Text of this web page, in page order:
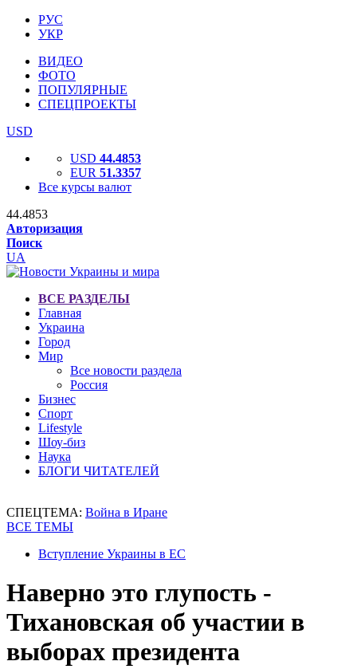
РУС
УКР
ВИДЕО
ФОТО
ПОПУЛЯРНЫЕ
СПЕЦПРОЕКТЫ
USD
USD 44.4853
EUR 51.3357
Все курсы валют
44.4853
Авторизация
Поиск
UA
ВСЕ РАЗДЕЛЫ
Главная
Украина
Город
Мир
Все новости раздела
Россия
Бизнес
Спорт
Lifestyle
Шоу-биз
Наука
БЛОГИ ЧИТАТЕЛЕЙ
СПЕЦТЕМА: Война в Иране
ВСЕ ТЕМЫ
Вступление Украины в ЕС
Наверно это глупость -
Тихановская об участии в
выборах президента